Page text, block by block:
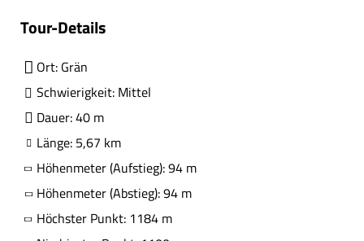
Tour-Details
Ort: Grän
Schwierigkeit: Mittel
Dauer: 40 m
Länge: 5,67 km
Höhenmeter (Aufstieg): 94 m
Höhenmeter (Abstieg): 94 m
Höchster Punkt: 1184 m